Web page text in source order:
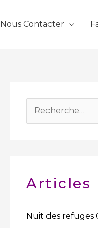
Nous Contacter
e
c
Articles
Nuit des refuges